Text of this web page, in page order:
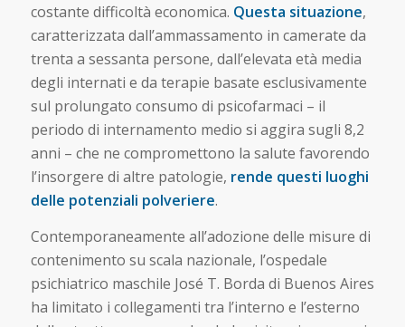
costante difficoltà economica. Questa situazione,
caratterizzata dall’ammassamento in camerate da
trenta a sessanta persone, dall’elevata età media
degli internati e da terapie basate esclusivamente
sul prolungato consumo di psicofarmaci – il
periodo di internamento medio si aggira sugli 8,2
anni – che ne compromettono la salute favorendo
l’insorgere di altre patologie, rende questi luoghi
delle potenziali polveriere.
Contemporaneamente all’adozione delle misure di
contenimento su scala nazionale, l’ospedale
psichiatrico maschile José T. Borda di Buenos Aires
ha limitato i collegamenti tra l’interno e l’esterno